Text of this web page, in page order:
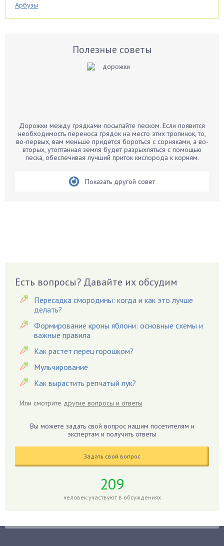
Арбузы
Аспарагус
Бархатцы
Бегония
Белые грибы
Виноград
Вишня
Вредители
Гардения
Гацания
Гвоздики
Георгины
Герань
Гиппеаструм
Годжи
Полезные советы
Дорожки между грядками посыпайте песком. Если появится
необходимость переноса грядок на место этих тропинок, то,
во-первых, вам меньше придется бороться с сорняками, а во-
вторых, утоптанная земля будет разрыхляться с помощью
песка, обеспечивая лучший приток кислорода к корням.
Показать другой совет
Есть вопросы? Давайте их обсудим
Пересадка смородины: когда и как это лучше
делать?
Формирование кроны яблони: основные схемы и
важные правила
Как растет перец горошком?
Мульчирование
Как вырастить репчатый лук?
Или смотрите другие вопросы и ответы
Вы можете задать свой вопрос нашим посетителям и
экспертам и получить ответы
Задать свой вопрос
209
человек участвуют в обсуждениях